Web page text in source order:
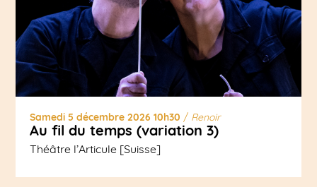
Samedi 5 décembre 2026 10h30 / Renoir
Au fil du temps (variation 3)
Théâtre l’Articule [Suisse]